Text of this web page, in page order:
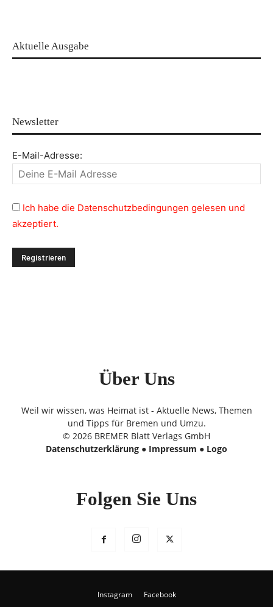
Aktuelle Ausgabe
Newsletter
E-Mail-Adresse:
Ich habe die Datenschutzbedingungen gelesen und
akzeptiert.
Über Uns
Weil wir wissen, was Heimat ist - Aktuelle News, Themen
und Tipps für Bremen und Umzu.
© 2026 BREMER Blatt Verlags GmbH
Datenschutzerklärung ● Impressum ● Logo
Folgen Sie Uns
Instagram Facebook